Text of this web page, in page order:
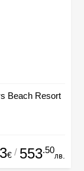
Beach Resort
€ / 553.50
лв.